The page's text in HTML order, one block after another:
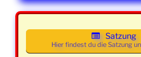
2026
Mittwoch
08. April
2026
Satzung
Hier findest du die Satzung